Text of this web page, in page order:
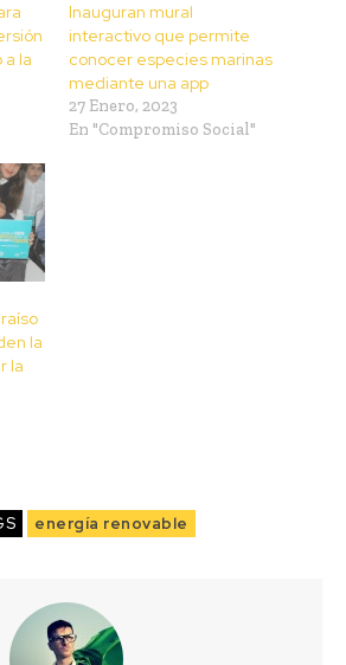
la
Inauguran mural
interactivo que permite
conocer especies marinas
mediante una app
27 Enero, 2023
En "Compromiso Social"
la
la
energía renovable